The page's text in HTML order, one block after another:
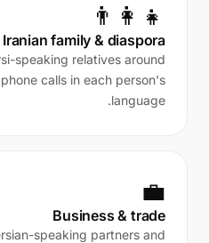
👨‍👩‍👧
Iranian family & diaspora
speaking relatives around
calls in each person's
language.
💼
Business & trade
speaking partners and